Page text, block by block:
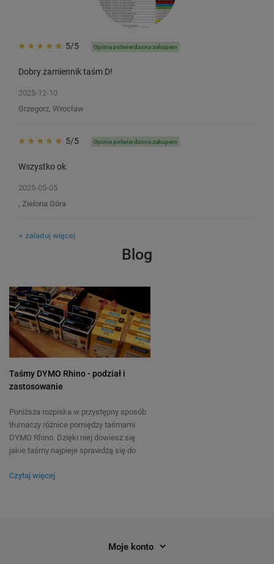
Taśma winylowa Specmark Rhino
DYMO D1
34,50 zł
5/5 Opinia potwierdzona zakupem
Dobry zamiennik taśm D!
2025-12-10
Grzegorz, Wrocław
5/5 Opinia potwierdzona zakupem
Wszystko ok
2025-05-05
, Zielona Góra
+ załaduj więcej
Blog
Taśmy DYMO Rhino - podział i
zastosowanie
Poniższa rozpiska w przystępny sposób
tłumaczy różnice pomiędzy taśmami
DYMO Rhino. Dzięki niej dowiesz się
jakie taśmy najpieje sprawdzą się do
Czytaj więcej
Moje konto